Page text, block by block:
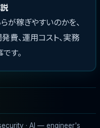
が稼ぎやすいのかを、
費、運用コスト、実務
す。
· AI — engineer's